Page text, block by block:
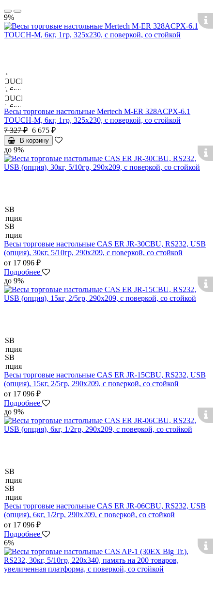
9%
Весы торговые настольные Mertech M-ER 328ACPX-6.1
TOUCH-M, 6кг, 1гр, 325х230, с поверкой, со стойкой
7 327 ₽ 6 675 ₽
В корзину
до 9%
Весы торговые настольные CAS ER JR-30CBU, RS232, USB
(опция), 30кг, 5/10гр, 290x209, с поверкой, со стойкой
от 17 096 ₽
Подробнее
до 9%
Весы торговые настольные CAS ER JR-15CBU, RS232, USB
(опция), 15кг, 2/5гр, 290x209, с поверкой, со стойкой
от 17 096 ₽
Подробнее
до 9%
Весы торговые настольные CAS ER JR-06CBU, RS232, USB
(опция), 6кг, 1/2гр, 290x209, с поверкой, со стойкой
от 17 096 ₽
Подробнее
6%